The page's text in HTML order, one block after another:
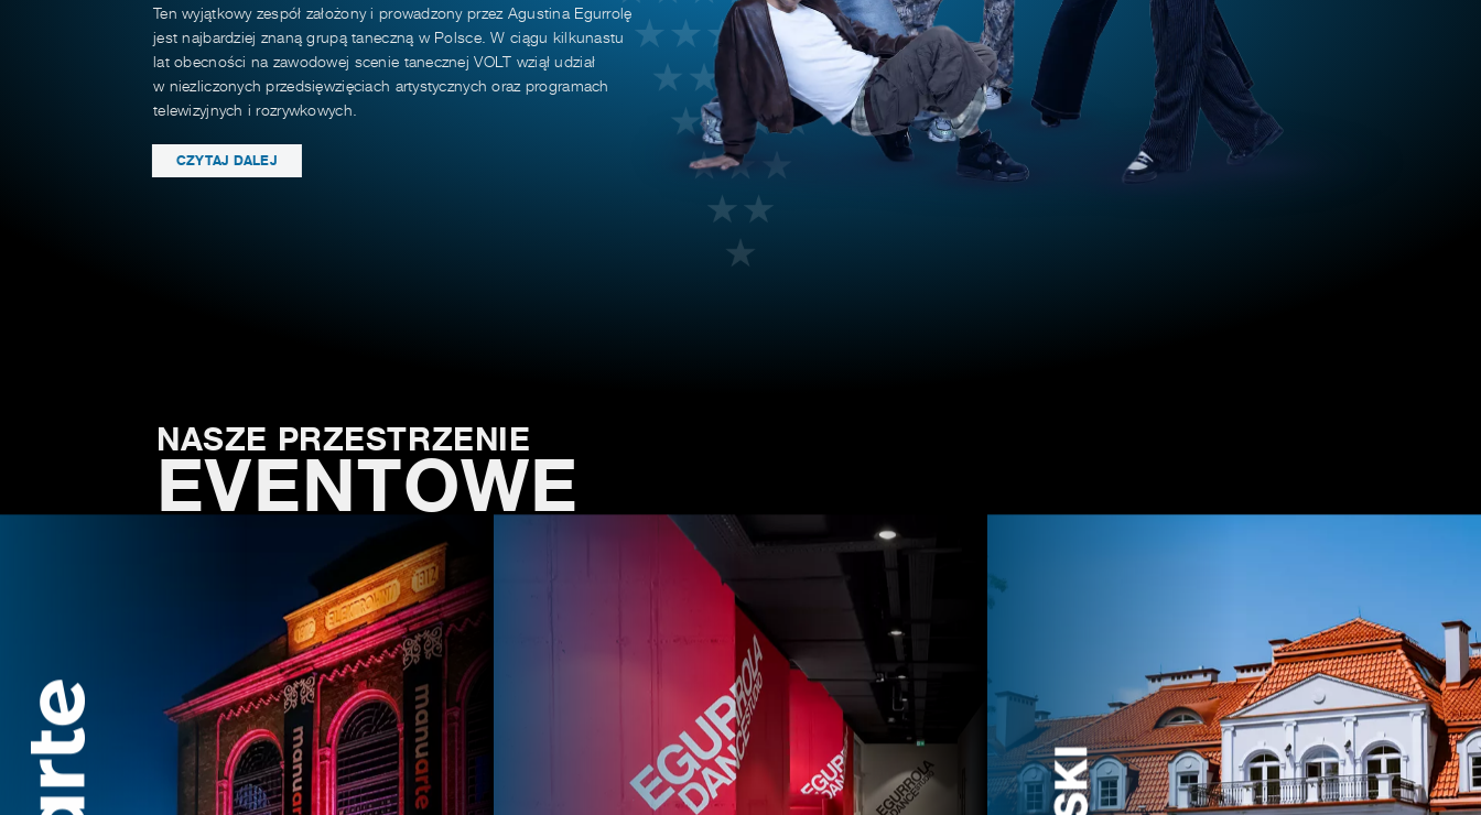
Ten wyjątkowy zespół założony i prowadzony przez Agustina Egurrolę
jest najbardziej znaną grupą taneczną w Polsce. W ciągu kilkunastu
lat obecności na zawodowej scenie tanecznej VOLT wziął udział
w niezliczonych przedsięwzięciach artystycznych oraz programach
telewizyjnych i rozrywkowych.
CZYTAJ DALEJ
NASZE PRZESTRZENIE
EVENTOWE